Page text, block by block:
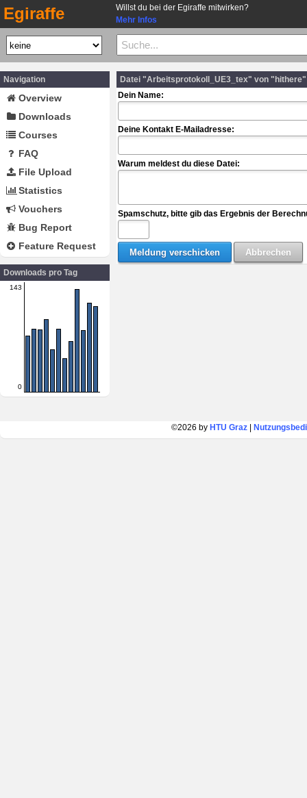
Egiraffe
Willst du bei der Egiraffe mitwirken?
Mehr Infos
Navigation
Overview
Downloads
Courses
FAQ
File Upload
Statistics
Vouchers
Bug Report
Feature Request
Downloads pro Tag
143
0
Datei "Arbeitsprotokoll_UE3_tex" von
Dein Name:
Deine Kontakt E-Mailadresse:
Warum meldest du diese Datei:
Spamschutz, bitte gib das Ergebnis der
©2026 by HTU Graz|